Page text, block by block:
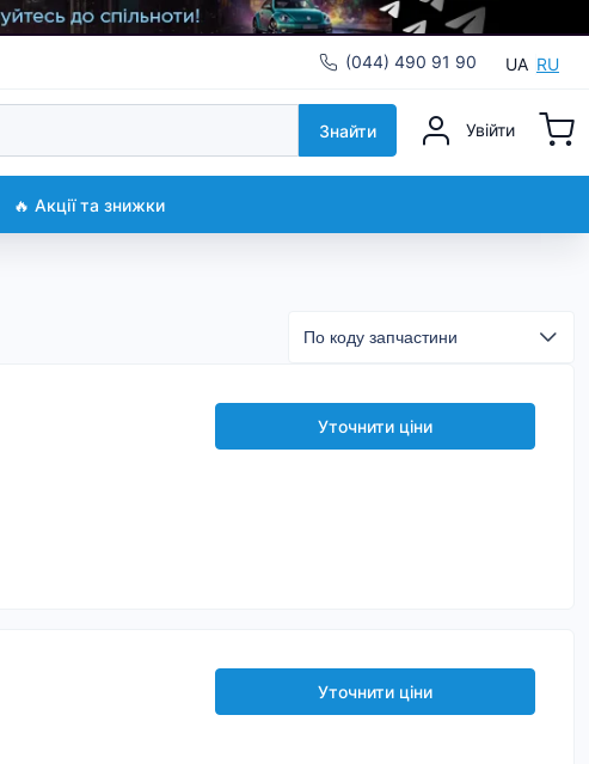
(044) 490 91 90 UA RU
Знайти Увійти
🔥 Акції та знижки
Уточнити ціни
Уточнити ціни